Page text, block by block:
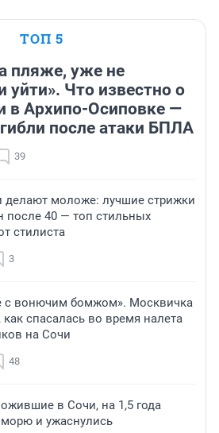
ТОП 5
пляже, уже не
уйти». Что известно о
в Архипо-Осиповке —
после атаки БПЛА
39
делают моложе: лучшие стрижки
после 40 — топ стильных
стилиста
3
с вонючим бомжом». Москвичка
как спасалась во время налета
на Сочи
48
в Сочи, на 1,5 года
и ужаснулись